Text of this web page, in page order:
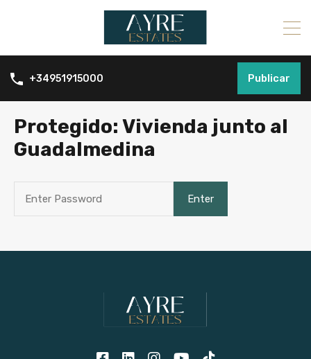
+34951915000 Publicar
Protegido: Vivienda junto al
Guadalmedina